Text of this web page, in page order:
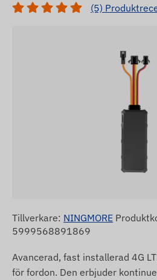
(5)
Tillverkare: NINGMORE
5999568891869
Avancerad, fast installerad 4G
för fordon. Den erbjuder